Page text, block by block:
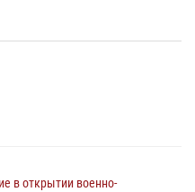
в открытии военно-